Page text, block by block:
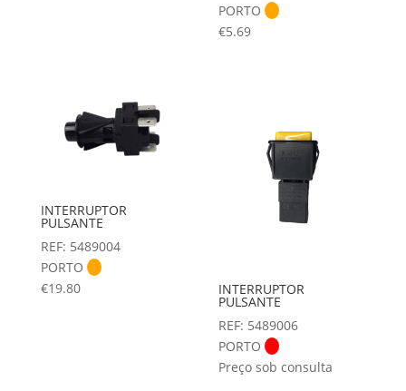
PORTO
€5.69
INTERRUPTOR
PULSANTE
REF: 5489004
PORTO
€19.80 INTERRUPTOR
PULSANTE
REF: 5489006
PORTO
Preço sob consulta